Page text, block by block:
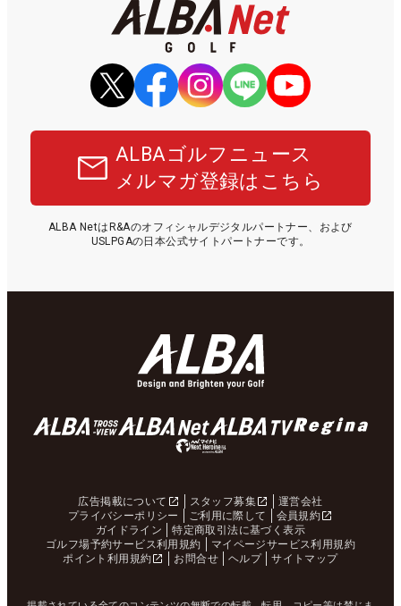
ALBAゴルフニュース
メルマガ登録はこちら
ALBA NetはR&Aのオフィシャルデジタルパートナー、および
USLPGAの日本公式サイトパートナーです。
広告掲載について スタッフ募集
運営会社
プライバシーポリシー
ご利用に際して
会員規約
ガイドライン
特定商取引法に基づく表示
ゴルフ場予約サービス利用規約
マイページサービス利用規約
ポイント利用規約
お問合せ ヘルプ サイトマップ